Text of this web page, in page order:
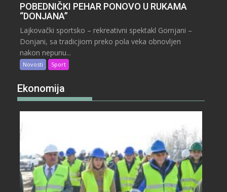
POBEDNIČKI PEHAR PONOVO U RUKAMA
“DONJANA”
Lajkovački sportsko – rekreativni spektakl Gornjani –
Donjani, sa tradicjiom preko pola veka obnovljen
nakon nepunu...
Novosti Sport
Ekonomija